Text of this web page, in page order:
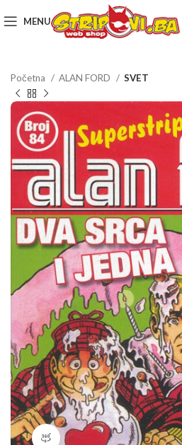
MENU
Početna ALAN FORD SVET
360 product view